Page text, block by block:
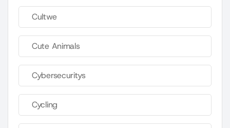
Cultwe
Cute Animals
Cybersecuritys
Cycling